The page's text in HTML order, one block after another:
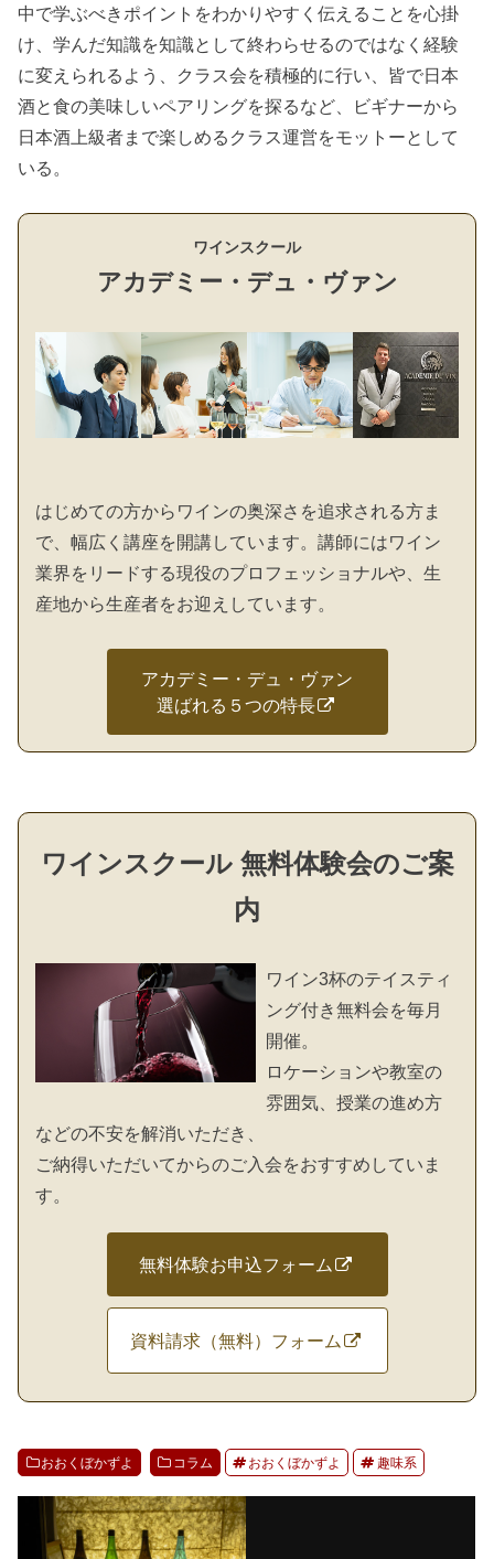
中で学ぶべきポイントをわかりやすく伝えることを心掛
け、学んだ知識を知識として終わらせるのではなく経験
に変えられるよう、クラス会を積極的に行い、皆で日本
酒と食の美味しいペアリングを探るなど、ビギナーから
日本酒上級者まで楽しめるクラス運営をモットーとして
いる。
ワインスクール
アカデミー・デュ・ヴァン
はじめての方からワインの奥深さを追求される方ま
で、幅広く講座を開講しています。講師にはワイン
業界をリードする現役のプロフェッショナルや、生
産地から生産者をお迎えしています。
アカデミー・デュ・ヴァン
選ばれる５つの特長
ワインスクール 無料体験会のご案
内
ワイン3杯のテイスティ
ング付き無料会を毎月
開催。
ロケーションや教室の
雰囲気、授業の進め方
などの不安を解消いただき、
ご納得いただいてからのご入会をおすすめしていま
す。
無料体験お申込フォーム
資料請求（無料）フォーム
おおくぼかずよ コラム おおくぼかずよ 趣味系